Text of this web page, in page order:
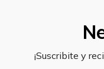
¡Suscribite y